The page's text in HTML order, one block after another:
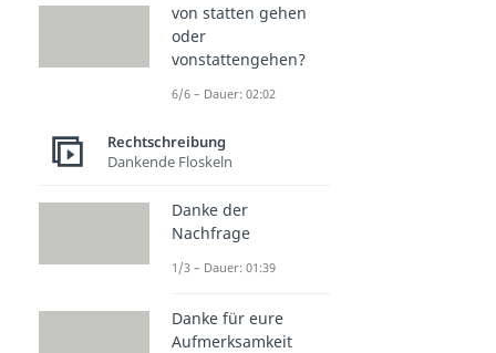
von statten gehen
oder
vonstattengehen?
6/6 – Dauer: 02:02
Rechtschreibung
Dankende Floskeln
Danke der
Nachfrage
1/3 – Dauer: 01:39
Danke für eure
Aufmerksamkeit